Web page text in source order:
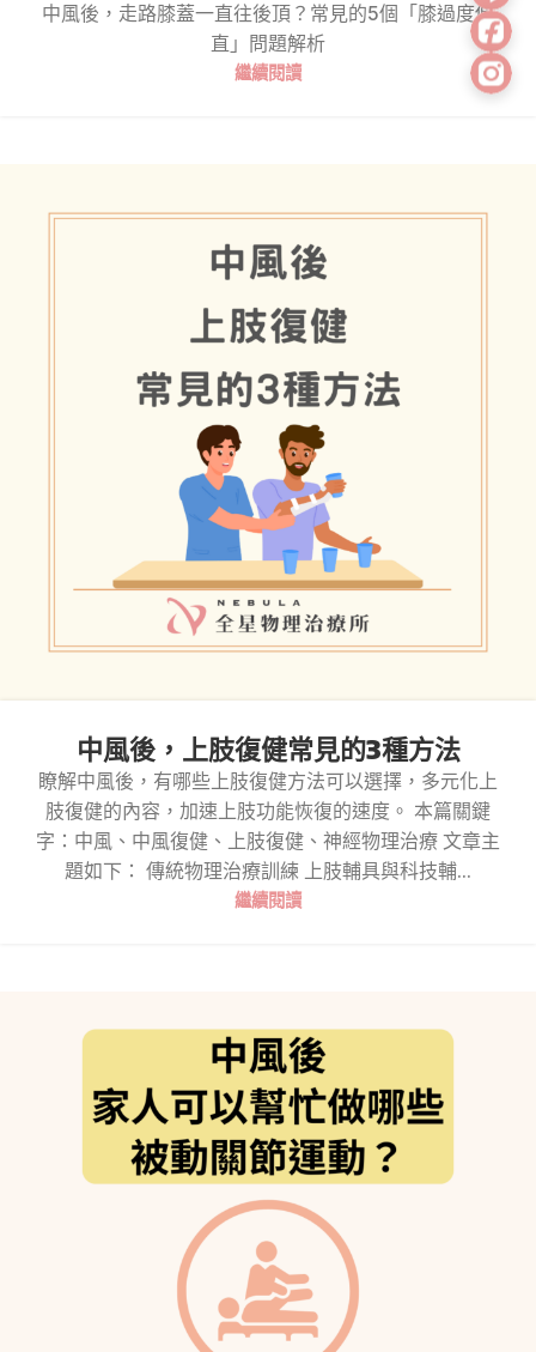
中風後，走路膝蓋一直往後頂？常見的5個「膝過度伸
直」問題解析
繼續閱讀
中風後，上肢復健常見的3種方法
瞭解中風後，有哪些上肢復健方法可以選擇，多元化上
肢復健的內容，加速上肢功能恢復的速度。 本篇關鍵
字：中風、中風復健、上肢復健、神經物理治療 文章主
題如下： 傳統物理治療訓練 上肢輔具與科技輔...
繼續閱讀